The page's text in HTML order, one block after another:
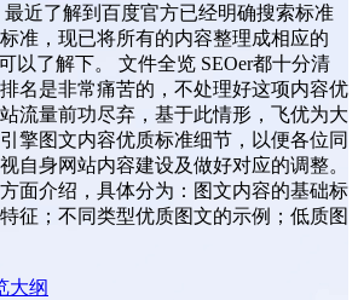
近了解到百度官方已经明确搜索标准
准，现已将所有的内容整理成相应的
以了解下。 文件全览 SEOer都十分清
名是非常痛苦的，不处理好这项内容优
流量前功尽弃，基于此情形，飞优为大
擎图文内容优质标准细节，以便各位同
自身网站内容建设及做好对应的调整。
面介绍，具体分为：图文内容的基础标
征；不同类型优质图文的示例；低质图
大纲